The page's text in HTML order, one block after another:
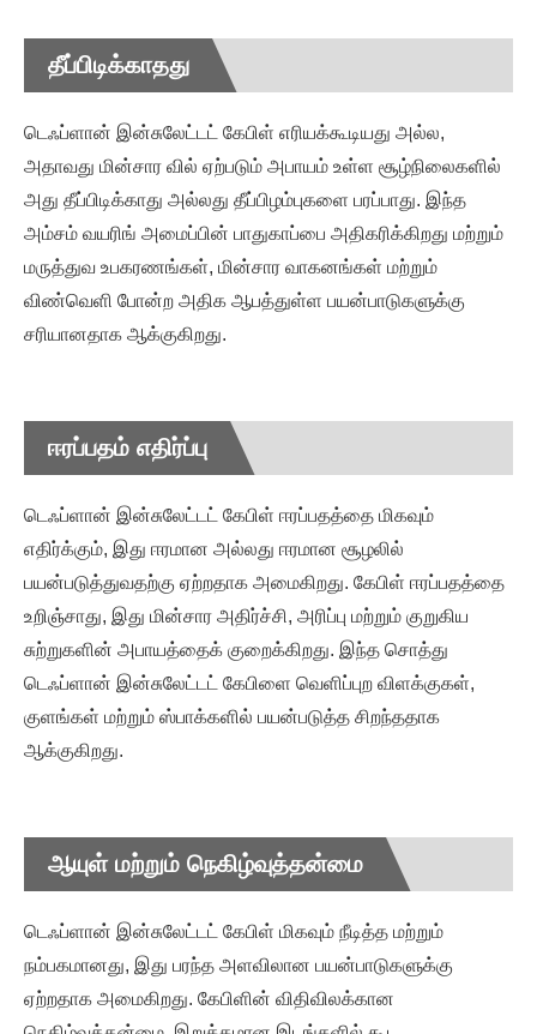
தீப்பிடிக்காதது
டெஃப்ளான் இன்சுலேட்டட் கேபிள் எரியக்கூடியது அல்ல,
அதாவது மின்சார வில் ஏற்படும் அபாயம் உள்ள சூழ்நிலைகளில்
அது தீப்பிடிக்காது அல்லது தீப்பிழம்புகளை பரப்பாது. இந்த
அம்சம் வயரிங் அமைப்பின் பாதுகாப்பை அதிகரிக்கிறது மற்றும்
மருத்துவ உபகரணங்கள், மின்சார வாகனங்கள் மற்றும்
விண்வெளி போன்ற அதிக ஆபத்துள்ள பயன்பாடுகளுக்கு
சரியானதாக ஆக்குகிறது.
ஈரப்பதம் எதிர்ப்பு
டெஃப்ளான் இன்சுலேட்டட் கேபிள் ஈரப்பதத்தை மிகவும்
எதிர்க்கும், இது ஈரமான அல்லது ஈரமான சூழலில்
பயன்படுத்துவதற்கு ஏற்றதாக அமைகிறது. கேபிள் ஈரப்பதத்தை
உறிஞ்சாது, இது மின்சார அதிர்ச்சி, அரிப்பு மற்றும் குறுகிய
சுற்றுகளின் அபாயத்தைக் குறைக்கிறது. இந்த சொத்து
டெஃப்ளான் இன்சுலேட்டட் கேபிளை வெளிப்புற விளக்குகள்,
குளங்கள் மற்றும் ஸ்பாக்களில் பயன்படுத்த சிறந்ததாக
ஆக்குகிறது.
ஆயுள் மற்றும் நெகிழ்வுத்தன்மை
டெஃப்ளான் இன்சுலேட்டட் கேபிள் மிகவும் நீடித்த மற்றும்
நம்பகமானது, இது பரந்த அளவிலான பயன்பாடுகளுக்கு
ஏற்றதாக அமைகிறது. கேபிளின் விதிவிலக்கான